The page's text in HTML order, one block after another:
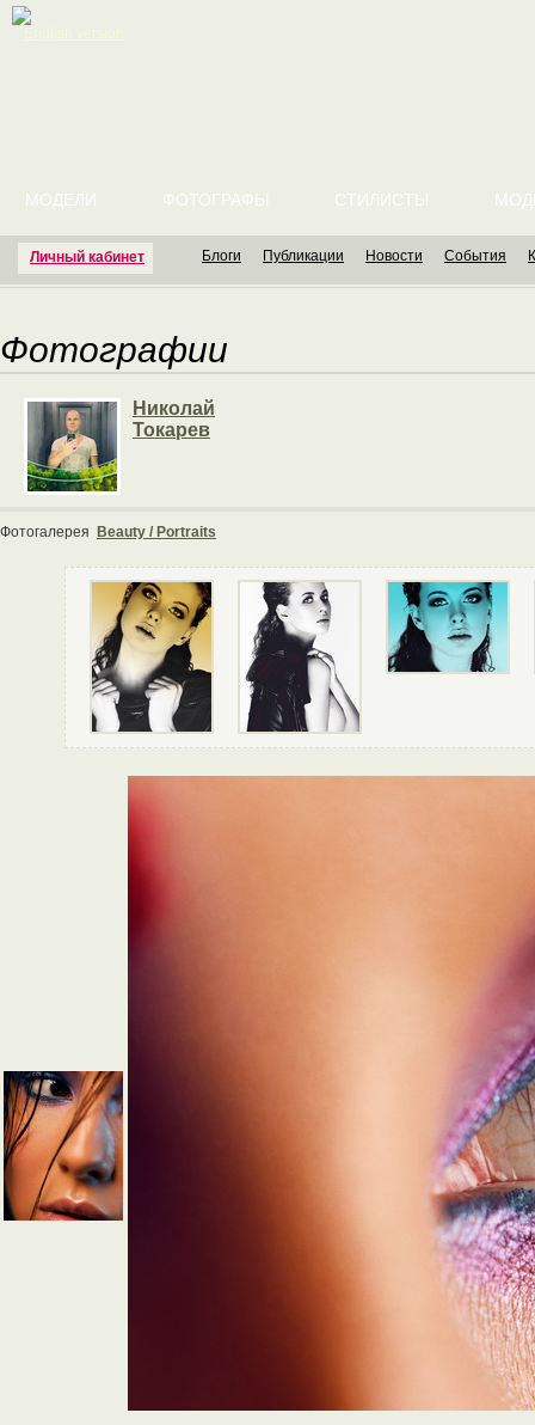
Личный кабинет
МОДЕЛИ ФОТОГРАФЫ СТИЛИСТЫ
Блоги Публикации Новости События
Фотографии
Николай
Токарев
Фотогалерея Beauty / Portraits